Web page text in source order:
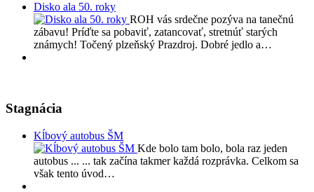
Disko ala 50. roky
ROH vás srdečne pozýva na tanečnú
zábavu! Príďte sa pobaviť, zatancovať, stretnúť starých
známych! Točený plzeňský Prazdroj. Dobré jedlo a…
Stagnácia
Kĺbový autobus ŠM
Kde bolo tam bolo, bola raz jeden
autobus ... ... tak začína takmer každá rozprávka. Celkom sa
však tento úvod…